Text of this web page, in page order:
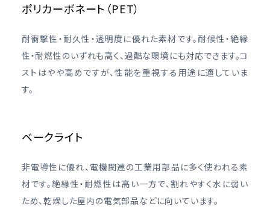
ポリカーボネート（PET）
耐衝撃性・耐久性・透明度に優れた素材です。耐候性・絶縁
性・耐燃性のいずれも高く、過酷な環境にも対応できます。コ
ストはやや高めですが、性能を重視する用途に適していま
す。
ベークライト
非電導性に優れ、電機関連の工業用部品に多く使われる素
材です。絶縁性・耐燃性は高い一方で、割れやすく水に弱い
ため、乾燥した屋内の電気部品などに向いています。